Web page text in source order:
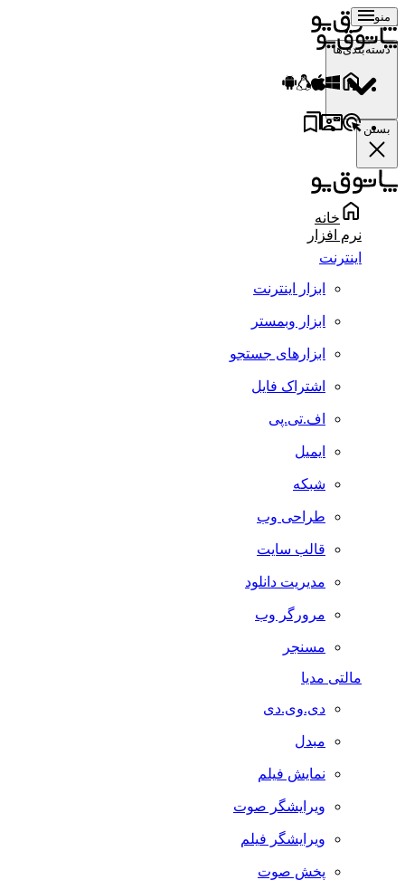
منو
دسته‌بندی‌ها
بستن
خانه
نرم افزار
اینترنت
ابزار اینترنت
ابزار وبمستر
ابزارهای جستجو
اشتراک فایل
اف.تی.پی
ایمیل
شبکه
طراحی وب
قالب سایت
مدیریت دانلود
مرورگر وب
مسنجر
مالتی مدیا
دی.وی.دی
مبدل
نمایش فیلم
ویرایشگر صوت
ویرایشگر فیلم
پخش صوت